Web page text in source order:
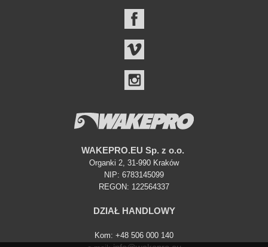
WAKEPRO.EU Sp. z o.o.
Organki 2, 31-990 Kraków
NIP: 6783145099
REGON: 122564337
DZIAŁ HANDLOWY
Kom: +48 506 000 140